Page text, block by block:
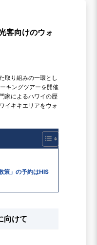
客向けのウォ
取り組みの一環とし
キングツアーを開催
家によるハワイの歴
イキキエリアをウォ
策」の予約はHIS
向けて